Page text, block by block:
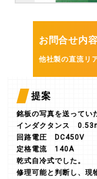
お問合せ内容
他社製の直流リ
提案
銘板の写真を送ってい
インダクタンス
回路電圧 DC450V
定格電流 140A
乾式自冷式でした。
修理可能と判断し、現